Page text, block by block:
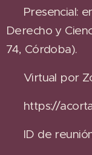
✔️ Presencial:
Derecho y
74, Córdoba).
✔️ Virtual por
🔗 https://
🆔 ID de